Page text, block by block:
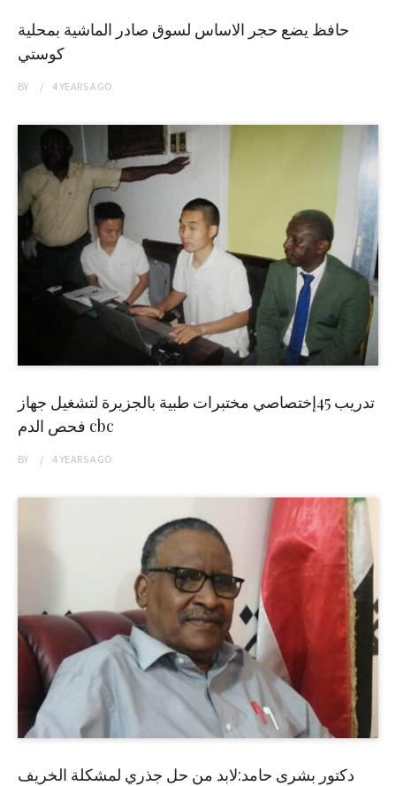
حافظ يضع حجر الاساس لسوق صادر الماشية بمحلية
كوستي
BY 4 YEARSAGO
تدريب 45إختصاصي مختبرات طبية بالجزيرة لتشغيل جهاز
فحص الدم cbc
BY 4 YEARSAGO
دكتور بشرى حامد:لابد من حل جذري لمشكلة الخريف